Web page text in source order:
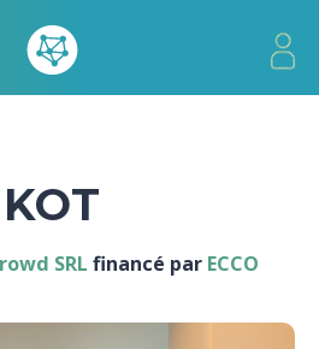
SRL financé par ECCO